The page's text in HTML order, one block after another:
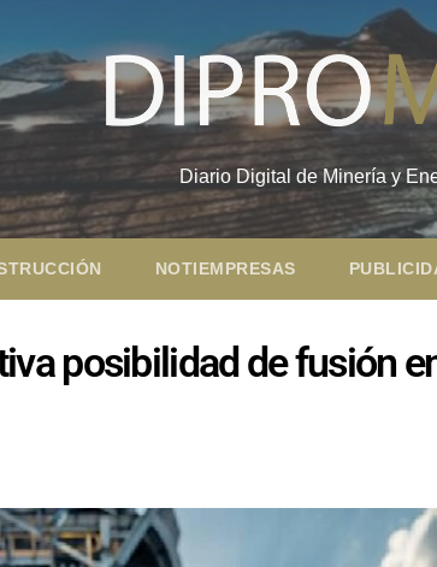
Diario Digital de Minería y
NOTIEMPRESAS
posibilidad de fusión